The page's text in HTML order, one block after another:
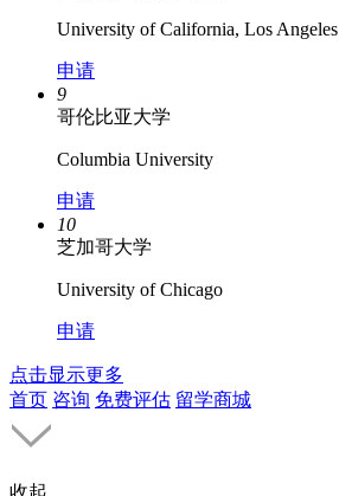
University of California, Los Angeles
申请
9
哥伦比亚大学
Columbia University
申请
10
芝加哥大学
University of Chicago
申请
点击显示更多
首页 咨询 免费评估 留学商城
收起